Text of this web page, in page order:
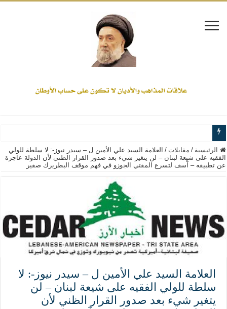
www.alamine.net
مواقف وآراء العلاّمة السيد علي الأمين من الأحداث والقضايا - اضغط للاطلاع
إذا كان التسنن هو الإيمان بسنة رسول الله ( صلى الله عليه وآله) فكلّ
علاقات المذاهب والأديان لا يجوز أن تكون على حساب الأوطان
لن تحمينا مذاهبنا ولا طوائفنا ولا أحزابنا ولا جماعاتنا، بل الإنصهار الوطني والدولة
المذاهب ليست قدرًا لا يمكن تجاوزه
ليست المنفعة تأتي من إسلامية النّظام كما لا تأتي المضرة من مسيحية النظام
نسج العلاقة مع الآخر تكون من خلال منظومة القيم و المبادئ الانسانية التي تجعل
الرئيسية / مقابلات / العلامة السيد علي الأمين ل – سيدر نيوز-: لا سلطة للولي
الفقيه على شيعة لبنان – لن يتغير شيء بعد صدور القرار الظني لأن الدولة عاجزة
عن تطبيقه – آسف لتسرع المفتي الجوزو في فهم موقف البطريرك صفير
العلامة السيد علي الأمين ل – سيدر نيوز-: لا
سلطة للولي الفقيه على شيعة لبنان – لن
يتغير شيء بعد صدور القرار الظني لأن